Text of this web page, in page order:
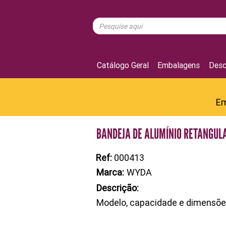
Catálogo Geral Embalagens
BANDEJA DE ALUMÍNIO
Ref: 000413
Marca: WYDA
Descrição:
Modelo, capacidade e